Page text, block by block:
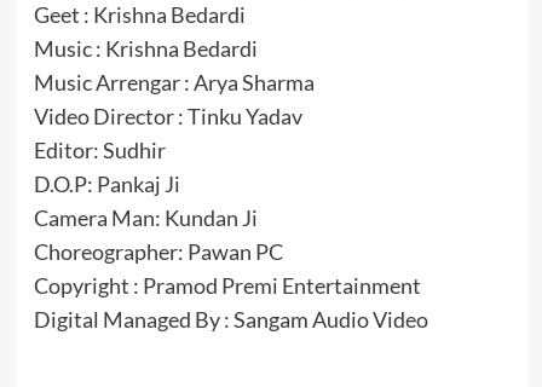
Geet : Krishna Bedardi
Music : Krishna Bedardi
Music Arrengar : Arya Sharma
Video Director : Tinku Yadav
Editor: Sudhir
D.O.P: Pankaj Ji
Camera Man: Kundan Ji
Choreographer: Pawan PC
Copyright : Pramod Premi Entertainment
Digital Managed By : Sangam Audio Video